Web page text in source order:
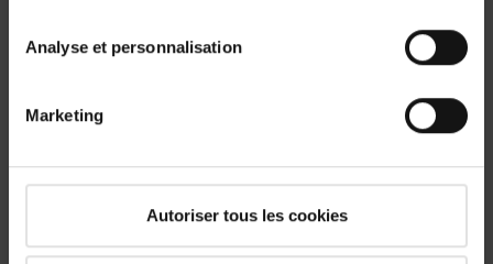
Analyse et personnalisation
Marketing
Autoriser tous les cookies